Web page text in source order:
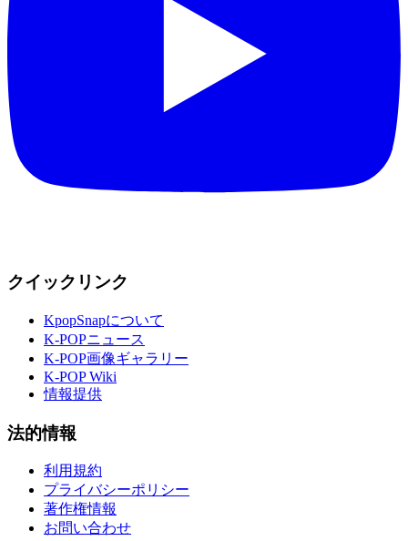
クイックリンク
KpopSnapについて
K-POPニュース
K-POP画像ギャラリー
K-POP Wiki
情報提供
法的情報
利用規約
プライバシーポリシー
著作権情報
お問い合わせ